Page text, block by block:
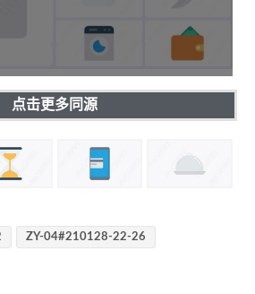
点击更多同源
ZY-04#210128-22-26